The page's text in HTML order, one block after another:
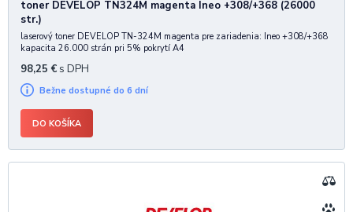
toner DEVELOP TN324M magenta Ineo +308/+368 (26000
str.)
laserový toner DEVELOP TN-324M magenta pre zariadenia: Ineo +308/+368
kapacita 26.000 strán pri 5% pokrytí A4
98,25 € s DPH
Bežne dostupné do 6 dní
DO KOŠÍKA